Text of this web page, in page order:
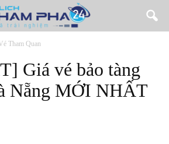
Tham Quan
Giá vé bảo tàng
Nẵng MỚI NHẤT